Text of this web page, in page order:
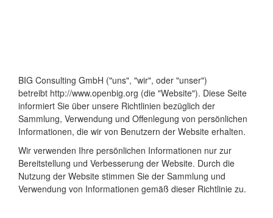
BIG Consulting GmbH ("uns", "wir", oder "unser")
betreibt http://www.openbig.org (die "Website"). Diese Seite
informiert Sie über unsere Richtlinien bezüglich der
Sammlung, Verwendung und Offenlegung von persönlichen
Informationen, die wir von Benutzern der Website erhalten.
Wir verwenden Ihre persönlichen Informationen nur zur
Bereitstellung und Verbesserung der Website. Durch die
Nutzung der Website stimmen Sie der Sammlung und
Verwendung von Informationen gemäß dieser Richtlinie zu.